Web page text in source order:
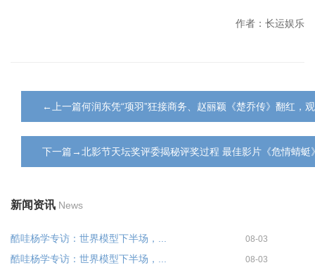
作者：长运娱乐
←上一篇何润东凭“项羽”狂接商务、赵丽颖《楚乔传》翻红，
下一篇→北影节天坛奖评委揭秘评奖过程 最佳影片《危情蜻蜓
新闻资讯 News
酷哇杨学专访：世界模型下半场，... 08-03
酷哇杨学专访：世界模型下半场，... 08-03